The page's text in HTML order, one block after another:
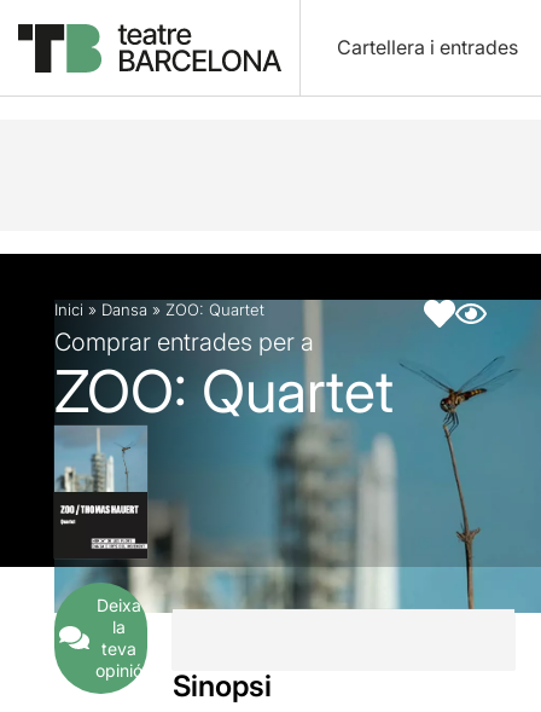
Cartellera i entrades
Descripció Fitxa artística
Inici » Dansa » ZOO: Quartet
Comprar entrades per a
ZOO: Quartet
Deixa
la
teva
opinió
Sinopsi